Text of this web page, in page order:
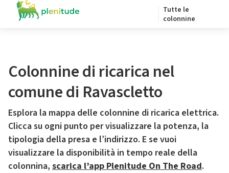
Tutte le
colonnine
Colonnine di ricarica nel
comune di Ravascletto
Esplora la mappa delle colonnine di ricarica elettrica.
Clicca su ogni punto per visualizzare la potenza, la
tipologia della presa e l’indirizzo. E se vuoi
visualizzare la disponibilità in tempo reale della
colonnina, scarica l’app Plenitude On The Road.